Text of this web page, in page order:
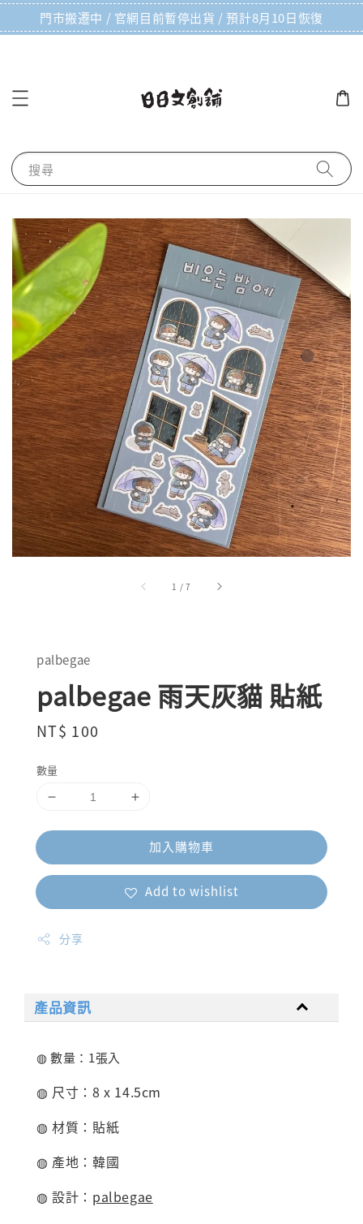
門市搬遷中 / 官網目前暫停出貨 / 預計8月10日恢復
搜尋
1 /7
palbegae
palbegae 雨天灰貓 貼紙
Regular
NT$ 100
數量
加入購物車
Add to wishlist
分享
產品資訊
◍ 數量：1張入
◍ 尺寸：8 x 14.5cm
◍ 材質：貼紙
◍ 產地：韓國
◍ 設計： palbegae